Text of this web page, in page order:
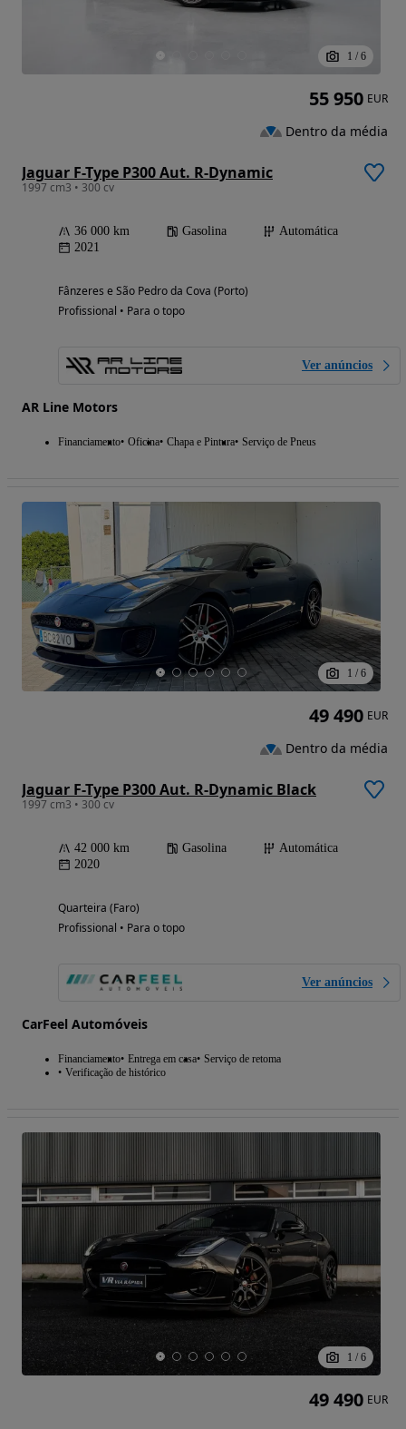
1 / 6
Jaguar F-Type P300 Aut. R-Dynamic
1997 cm3 • 300 cv
36 000 km Gasolina
Automática
2021
Fânzeres e São Pedro da Cova (Porto)
Profissional • Para o topo
Ver anúncios
AR Line Motors
Financiamento Oficina Chapa e Pintura Serviço de Pneus
55 950 EUR
Dentro da média
1 / 6
Jaguar F-Type P300 Aut. R-Dynamic Black
1997 cm3 • 300 cv
42 000 km Gasolina
Automática
2020
Quarteira (Faro)
Profissional • Para o topo
Ver anúncios
CarFeel Automóveis
Financiamento Entrega em casa Serviço de retoma
Verificação de histórico
49 490 EUR
Dentro da média
1 / 6
49 490 EUR